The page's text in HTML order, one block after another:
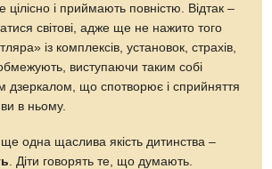
і приймають повністю. Відтак –
світові, адже ще не нажито того
із комплексів, установок, страхів,
виступаючи таким собі
дзеркалом, що спотворює і сприйняття
в ньому.
одна щаслива якість дитинства –
. Діти говорять те, що думають.